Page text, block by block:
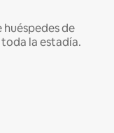
de
la estadía.